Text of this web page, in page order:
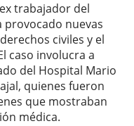
trabajador del
provocado nuevas
civiles y el
caso involucra a
del Hospital Mario
quienes fueron
que mostraban
médica.